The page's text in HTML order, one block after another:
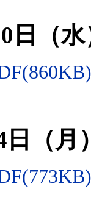
日（
日（月